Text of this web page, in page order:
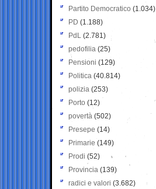
Partito Democratico (1.034)
PD (1.188)
PdL (2.781)
pedofilia (25)
Pensioni (129)
Politica (40.814)
polizia (253)
Porto (12)
povertà (502)
Presepe (14)
Primarie (149)
Prodi (52)
Provincia (139)
radici e valori (3.682)